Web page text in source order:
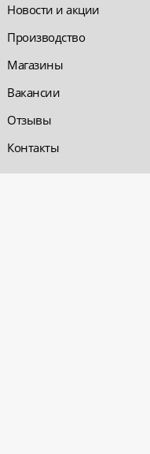
Новости и акции
Производство
Магазины
Вакансии
Отзывы
Контакты
Обратная связь